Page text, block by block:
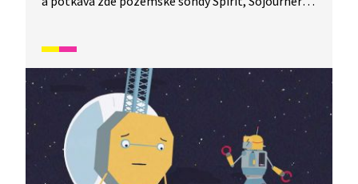
i na největší kaňon Sluneční soustavy Valles
Marineris.